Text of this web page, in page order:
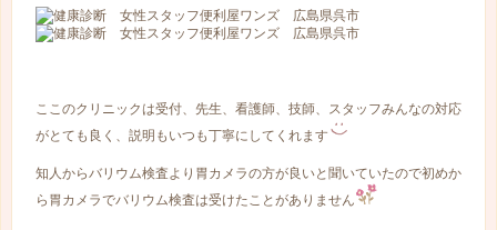
ここのクリニックは受付、先生、看護師、技師、スタッフみんなの対応
がとても良く、説明もいつも丁寧にしてくれます
知人からバリウム検査より胃カメラの方が良いと聞いていたので初めか
ら胃カメラでバリウム検査は受けたことがありません